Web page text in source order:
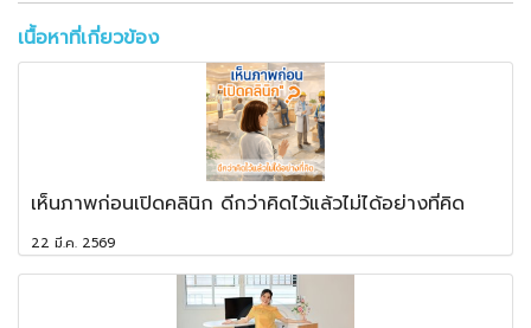
เนื้อหาที่เกี่ยวข้อง
เห็นภาพก่อนเปิดคลินิก ดีกว่าคิดไว้แล้วไม่ได้อย่างที่คิด
22 มี.ค. 2569